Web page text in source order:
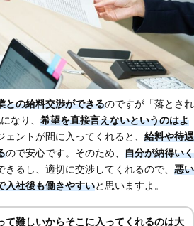
との給料交渉ができるのですが「落とされ
なり、 希望を直接言えないというのはよ
ントが間に入ってくれると、 給料や待遇
ので安心です。そのため、 自分が納得いく
きるし、適切に交渉してくれるので、 悪い
入社後も働きやすいと思いますよ。
て難しいからそこに入ってくれるのは大